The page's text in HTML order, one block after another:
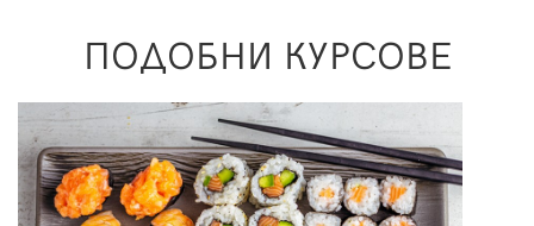
ПОДОБНИ КУРСОВЕ